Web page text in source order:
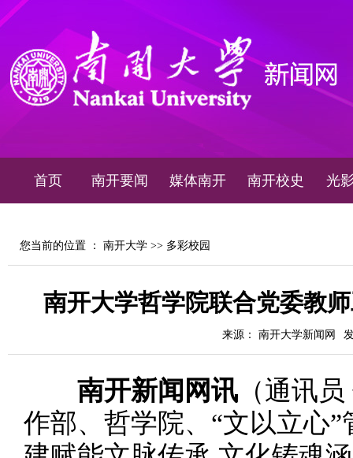
首页 南开要闻 媒体南开 南开校史 光
您当前的位置 ： 南开大学 >> 多彩校园
南开大学哲学院联合党委教
来源： 南开大学新闻网
南开新闻网讯 （通讯
作部、哲学院、“文以立心